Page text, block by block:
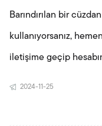
Barındırılan bir
kullanıyorsanız,
iletişime geçip
2024-11-25